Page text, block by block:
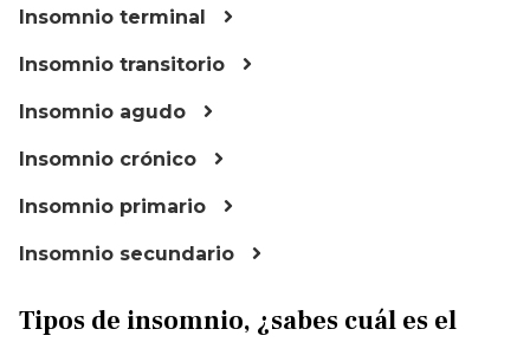
Insomnio terminal
Insomnio transitorio
Insomnio agudo
Insomnio crónico
Insomnio primario
Insomnio secundario
Tipos de insomnio, ¿sabes cuál es el